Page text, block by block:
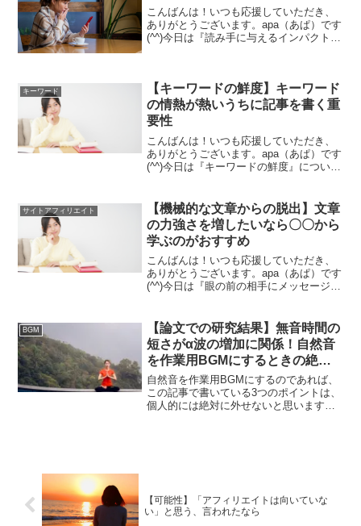
こんばんは！いつも応援していただき、
ありがとうございます。apa（あぱ）です
(^^)今日は『読み手に与えるインパクト』
は、YouTu...
キーワード
【キーワードの鮮度】キーワード
の情熱が熱いうちに記事を書く重
要性
こんばんは！いつも応援していただき、
ありがとうございます。apa（あぱ）です
(^^)今日は『キーワードの鮮度』について
し。アフィリエイトのキーワードって、
不思議なもので、...
サイトアフィリエイト
【機械的な文章からの脱出】文章
の力強さを増したいなら〇〇から
学ぶのがおすすめ
こんばんは！いつも応援していただき、
ありがとうございます。apa（あぱ）です
(^^)今日は『眼の前の相手にメッセージ』
メッセージ性というのはとても重要なも
のです。どんな...
BGM
【論文での研究結果】無音時間の
短さがα波の増加に関係！自然音
を作業用BGMにするときの絶対
外せない3つの条件
自然音を作業用BGMにするのであれば、
この記事で書いている3つのポイントは、
個人的には絶対に外せないと思います。
【可能性】「アフィリエイトは向いていな
い」と思う、言われたなら